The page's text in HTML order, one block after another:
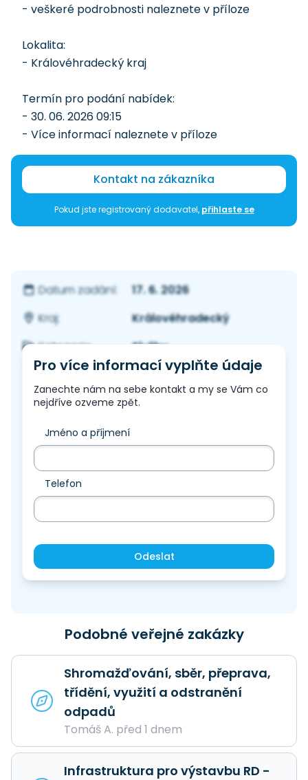
- veškeré podrobnosti naleznete v příloze
Lokalita:
- Královéhradecký kraj
Termín pro podání nabídek:
- 30. 06. 2026 09:15
- Více informací naleznete v příloze
Kontakt na zákazníka
Pokud jste registrovaný dodavatel, přihlaste se
Datum zadání:
17. 6. 2026
Kraj:
Královéhradecký
Kategorie:
Služby
Pro více informací vyplňte údaje
Zanechte nám na sebe kontakt a my se Vám co
nejdříve ozveme zpět.
Jméno a příjmení
Telefon
Odeslat
Podobné veřejné zakázky
Shromažďování, sběr, přeprava,
třídění, využití a odstranění
odpadů
Tomáš A. před 1 dnem
Infrastruktura pro výstavbu RD -